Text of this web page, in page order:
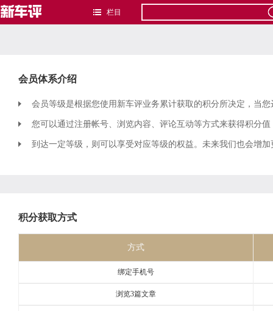
栏目
会员体系介绍
会员等级是根据您使用新车评业务累计获取的积分所决定，当
您可以通过注册帐号、浏览内容、评论互动等方式来获得积分
到达一定等级，则可以享受对应等级的权益。未来我们也会增
积分获取方式
方式
绑定手机号
浏览3篇文章